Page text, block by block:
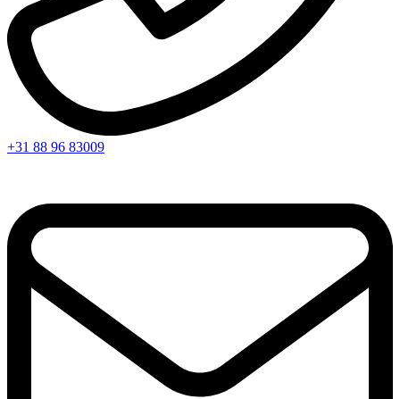
+31 88 96 83009